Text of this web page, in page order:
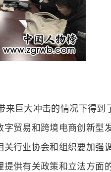
巨大冲击的情况下得到
贸易和跨境电商创新型
行业协会和组织要加强
供有关政策和立法方面